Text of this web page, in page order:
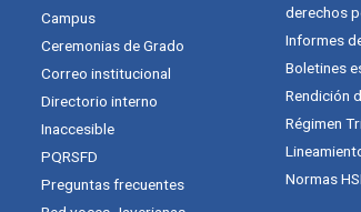
Campus
Ceremonias de Grado
Correo institucional
Directorio interno
Inaccesible
PQRSFD
Preguntas frecuentes
derechos
Informes
Boletines
Rendición
Régimen
Normas